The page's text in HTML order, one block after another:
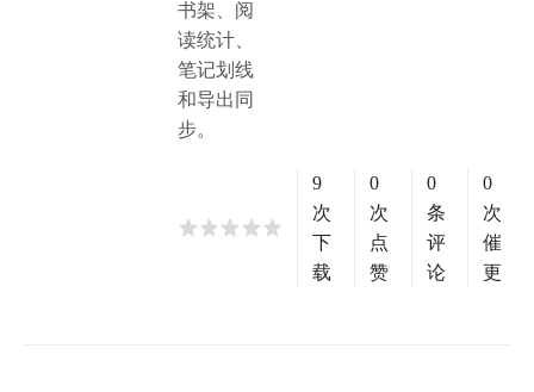
书架、阅
读统计、
笔记划线
和导出同
步。
9
次
下
载
0
次
点
赞
0
条
评
论
0
次
催
更